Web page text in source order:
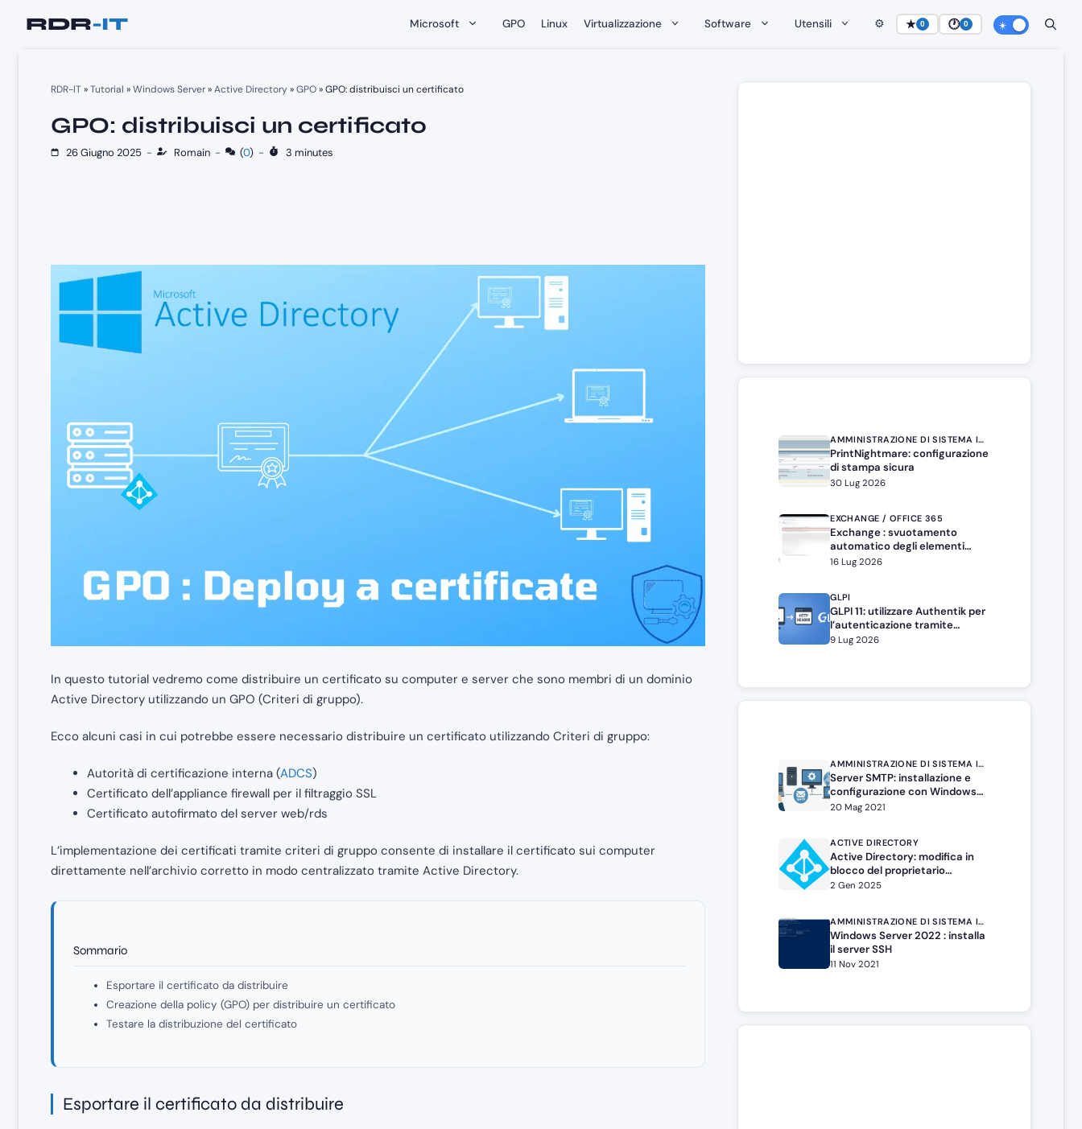
Microsoft GPO Linux Virtualizzazione Software Utensili ⚙️ ★ 0 🕐 0
RDR-IT»Tutorial »Windows Server»Active Directory»GPO»GPO: distribuisci un certificato
GPO: distribuisci un certificato
26 Giugno 2025 - Romain - (0) - 3 minutes
In questo tutorial vedremo come distribuire un certificato su computer e server che sono membri di un dominio
Active Directory utilizzando un GPO (Criteri di gruppo).
Ecco alcuni casi in cui potrebbe essere necessario distribuire un certificato utilizzando Criteri di gruppo:
Autorità di certificazione interna (ADCS)
Certificato dell’appliance firewall per il filtraggio SSL
Certificato autofirmato del server web/rds
L’implementazione dei certificati tramite criteri di gruppo consente di installare il certificato sui computer
direttamente nell’archivio corretto in modo centralizzato tramite Active Directory.
Sommario
Esportare il certificato da distribuire
Creazione della policy (GPO) per distribuire un certificato
Testare la distribuzione del certificato
Esportare il certificato da distribuire
AMMINISTRAZIONE DI SISTEMA IN WINDOWS SERVER
PrintNightmare: configurazione
di stampa sicura
30 Lug 2026
EXCHANGE / OFFICE 365
Exchange : svuotamento
automatico degli elementi
eliminati
16 Lug 2026
GLPI
GLPI 11: utilizzare Authentik per
l’autenticazione tramite
intestazione HTTP
9 Lug 2026
AMMINISTRAZIONE DI SISTEMA IN WINDOWS SERVER
Server SMTP: installazione e
configurazione con Windows
Server
20 Mag 2021
ACTIVE DIRECTORY
Active Directory: modifica in
blocco del proprietario
dell’oggetto
2 Gen 2025
AMMINISTRAZIONE DI SISTEMA IN WINDOWS SERVER
Windows Server 2022 : installa
il server SSH
11 Nov 2021